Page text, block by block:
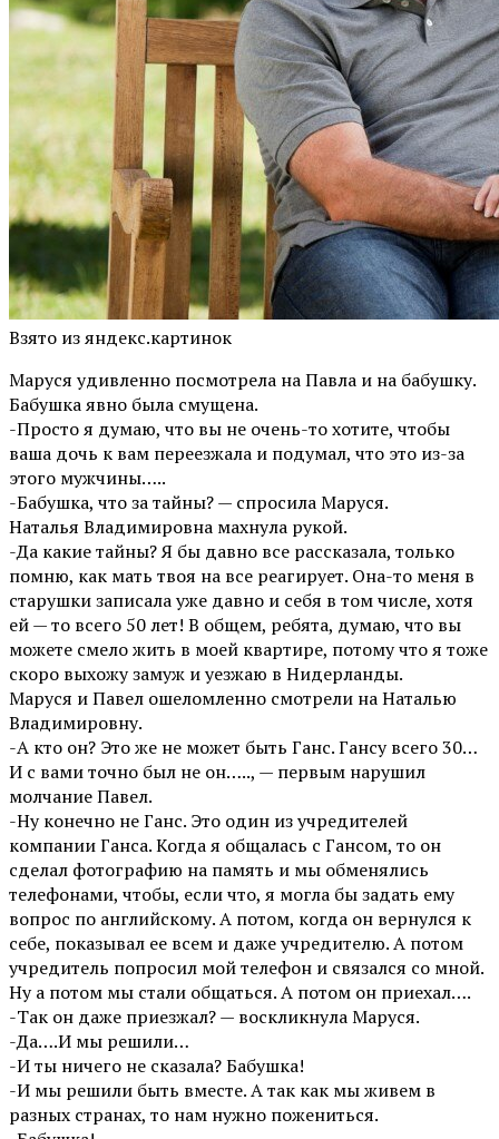
Взято из яндекс.картинок
Маруся удивленно посмотрела на Павла и на бабушку.
Бабушка явно была смущена.
-Просто я думаю, что вы не очень-то хотите, чтобы
ваша дочь к вам переезжала и подумал, что это из-за
этого мужчины…..
-Бабушка, что за тайны? — спросила Маруся.
Наталья Владимировна махнула рукой.
-Да какие тайны? Я бы давно все рассказала, только
помню, как мать твоя на все реагирует. Она-то меня в
старушки записала уже давно и себя в том числе, хотя
ей — то всего 50 лет! В общем, ребята, думаю, что вы
можете смело жить в моей квартире, потому что я тоже
скоро выхожу замуж и уезжаю в Нидерланды.
Маруся и Павел ошеломленно смотрели на Наталью
Владимировну.
-А кто он? Это же не может быть Ганс. Гансу всего 30…
И с вами точно был не он….., — первым нарушил
молчание Павел.
-Ну конечно не Ганс. Это один из учредителей
компании Ганса. Когда я общалась с Гансом, то он
сделал фотографию на память и мы обменялись
телефонами, чтобы, если что, я могла бы задать ему
вопрос по английскому. А потом, когда он вернулся к
себе, показывал ее всем и даже учредителю. А потом
учредитель попросил мой телефон и связался со мной.
Ну а потом мы стали общаться. А потом он приехал….
-Так он даже приезжал? — воскликнула Маруся.
-Да….И мы решили…
-И ты ничего не сказала? Бабушка!
-И мы решили быть вместе. А так как мы живем в
разных странах, то нам нужно пожениться.